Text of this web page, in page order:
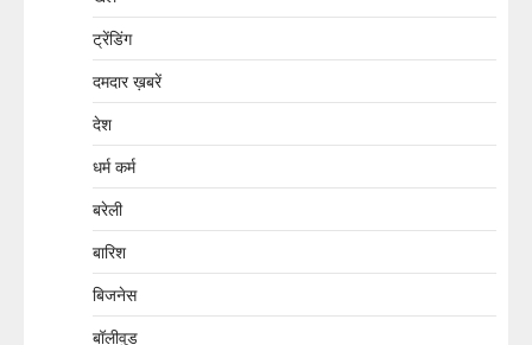
ट्रेंडिंग
दमदार ख़बरें
देश
धर्म कर्म
बरेली
बारिश
बिजनेस
बॉलीवुड